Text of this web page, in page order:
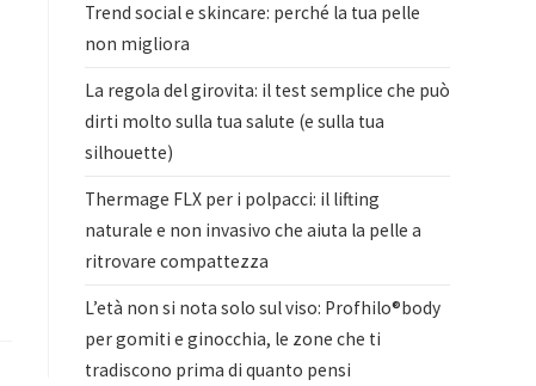
Trend social e skincare: perché la tua pelle
non migliora
La regola del girovita: il test semplice che può
dirti molto sulla tua salute (e sulla tua
silhouette)
Thermage FLX per i polpacci: il lifting
naturale e non invasivo che aiuta la pelle a
ritrovare compattezza
L’età non si nota solo sul viso: Profhilo®body
per gomiti e ginocchia, le zone che ti
tradiscono prima di quanto pensi